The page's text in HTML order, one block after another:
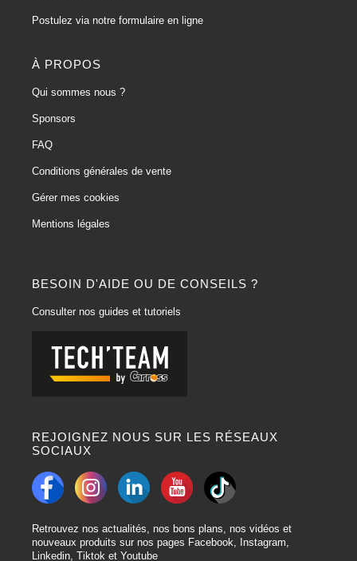
BESOIN D'AIDE OU DE CONSEILS ?
Consulter nos guides et tutoriels
REJOIGNEZ NOUS SUR LES RÉSEAUX
SOCIAUX
Retrouvez nos actualités, nos bons plans, nos vidéos et
nouveaux produits sur nos pages Facebook, Instagram,
Linkedin, Tiktok et Youtube
Postulez via notre formulaire en ligne
À PROPOS
Qui sommes nous ?
Sponsors
FAQ
Conditions générales de vente
Gérer mes cookies
Mentions légales